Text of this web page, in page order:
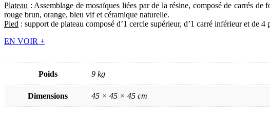
Plateau : Assemblage de mosaïques liées par de la résine, composé de carrés
rouge brun, orange, bleu vif et céramique naturelle.
Pied : support de plateau composé d’1 cercle supérieur, d’1 carré inférieur et de
EN VOIR +
Poids 9 kg
Dimensions 45 × 45 × 45 cm